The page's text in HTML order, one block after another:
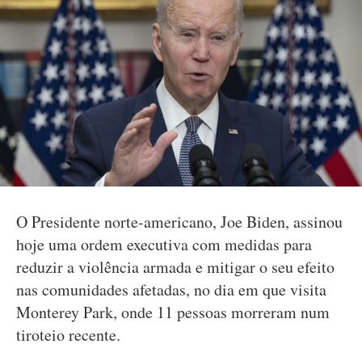
O Presidente norte-americano, Joe Biden, assinou
hoje uma ordem executiva com medidas para
reduzir a violência armada e mitigar o seu efeito
nas comunidades afetadas, no dia em que visita
Monterey Park, onde 11 pessoas morreram num
tiroteio recente.